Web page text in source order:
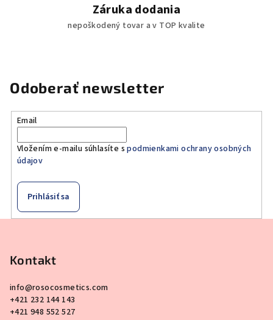
Záruka dodania
nepoškodený tovar a v TOP kvalite
Odoberať newsletter
Email
Vložením e-mailu súhlasíte spodmienkami ochrany osobných
údajov
Prihlásiť sa
Kontakt
info@rosocosmetics.com
+421 232 144 143
+421 948 552 527